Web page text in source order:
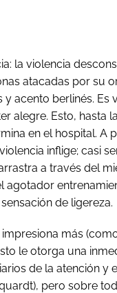
la violencia
atacadas por su
y acento berlinés.
alegre. Esto, hasta
en el hospital. A
inflige; casi
a través del
de ligereza.
más
le otorga una
de la atención y
pero sobre